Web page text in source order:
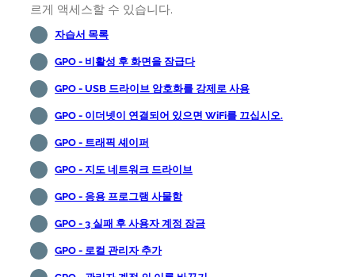
르게 액세스할 수 있습니다.
자습서 목록
GPO - 비활성 후 화면을 잠급다
GPO - USB 드라이브 암호화를 강제로 사용
GPO - 이더넷이 연결되어 있으면 WiFi를 끄십시오.
GPO - 트래픽 셰이퍼
GPO - 지도 네트워크 드라이브
GPO - 응용 프로그램 사물함
GPO - 3 실패 후 사용자 계정 잠금
GPO - 로컬 관리자 추가